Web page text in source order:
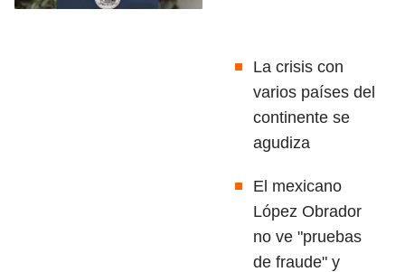
La crisis con
varios países del
continente se
agudiza
El mexicano
López Obrador
no ve "pruebas
de fraude" y